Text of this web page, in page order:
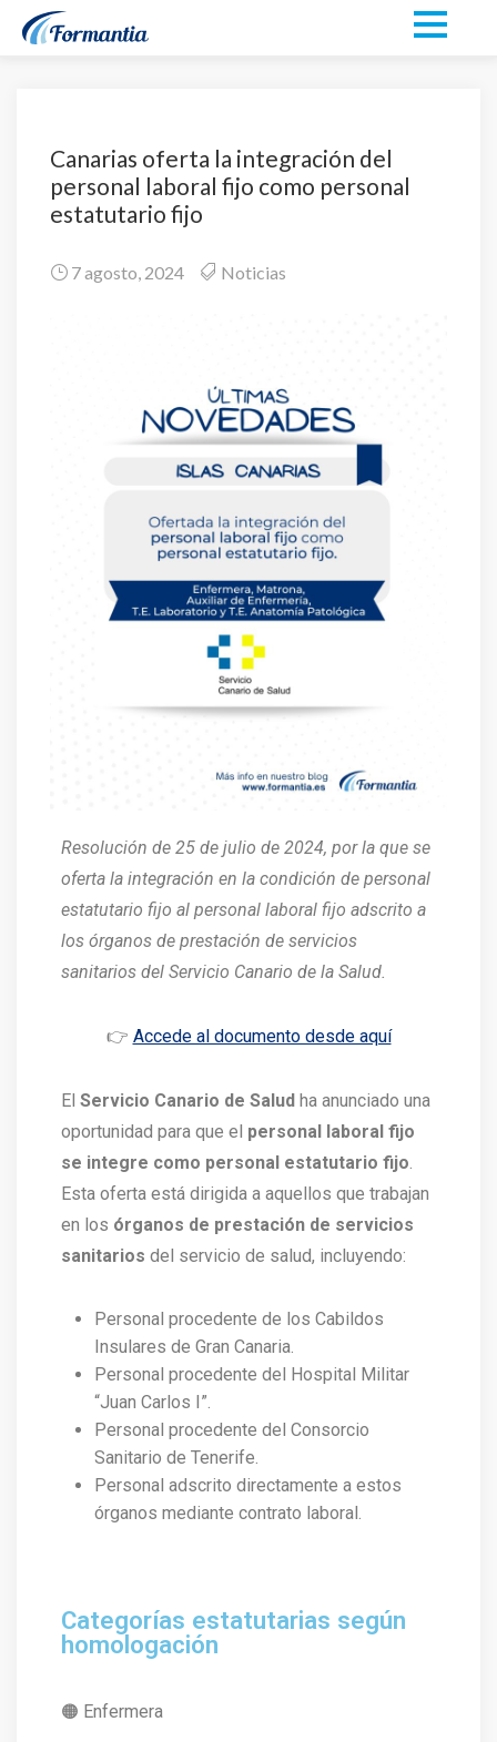
Canarias oferta la integración del
personal laboral fijo como personal
estatutario fijo
7 agosto, 2024 Noticias
Resolución de 25 de julio de 2024, por la que se
oferta la integración en la condición de personal
estatutario fijo al personal laboral fijo adscrito a
los órganos de prestación de servicios
sanitarios del Servicio Canario de la Salud.
👉 Accede al documento desde aquí
El Servicio Canario de Salud ha anunciado una
oportunidad para que el personal laboral fijo
se integre como personal estatutario fijo
Esta oferta está dirigida a aquellos que trabajan
en los órganos de prestación de servicios
sanitarios del servicio de salud, incluyendo:
Personal procedente de los Cabildos
Insulares de Gran Canaria.
Personal procedente del Hospital Militar
“Juan Carlos I”.
Personal procedente del Consorcio
Sanitario de Tenerife.
Personal adscrito directamente a estos
órganos mediante contrato laboral.
Categorías estatutarias según
homologación
🟠 Enfermera